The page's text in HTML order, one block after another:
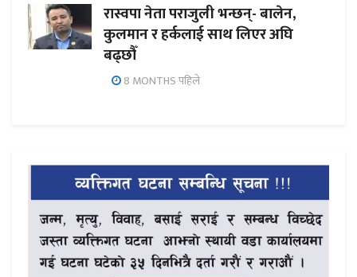
रास्वपा नेता पराजुली भन्छन्- बालेन,
कुलमान र हर्कलाई साथ लिएर अघि
बढ्छौँ
8 MONTHS पहिले